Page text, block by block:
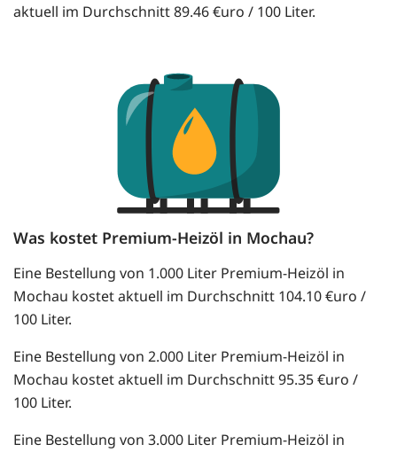
aktuell im Durchschnitt 89.46 €uro / 100 Liter.
Was kostet Premium-Heizöl in Mochau?
Eine Bestellung von 1.000 Liter Premium-Heizöl in
Mochau kostet aktuell im Durchschnitt 104.10 €uro /
100 Liter.
Eine Bestellung von 2.000 Liter Premium-Heizöl in
Mochau kostet aktuell im Durchschnitt 95.35 €uro /
100 Liter.
Eine Bestellung von 3.000 Liter Premium-Heizöl in